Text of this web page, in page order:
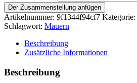
Der Zusammenstellung anfügen
Artikelnummer: 9f1344f94cf7 Kategorie:
Schlagwort: Mauern
Beschreibung
Zusätzliche Informationen
Beschreibung